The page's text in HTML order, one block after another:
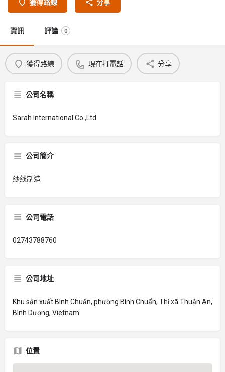
獲得路線 分享
資訊 評論 0
獲得路線 現在打電話 分享
公司名稱
Sarah International Co.,Ltd
公司簡介
纱线制造
公司電話
02743788760
公司地址
Khu sản xuất Bình Chuẩn, phường Bình Chuẩn, Thị xã Thuận An,
Bình Dương, Vietnam
位置